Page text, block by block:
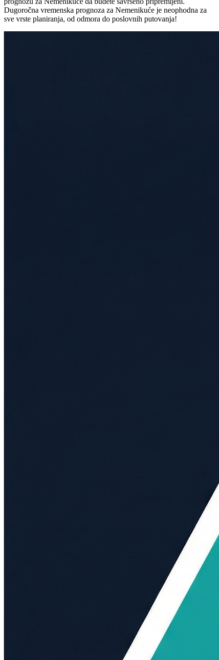
Dugoročna vremenska prognoza za Nemenikuće je neophodna za
sve vrste planiranja, od odmora do poslovnih putovanja!